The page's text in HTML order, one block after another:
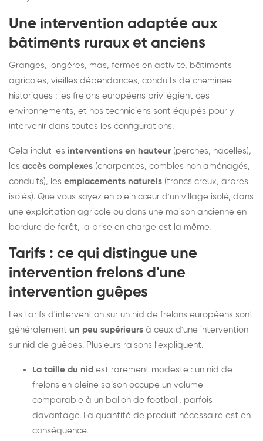
Une intervention adaptée aux
bâtiments ruraux et anciens
Granges, longères, mas, fermes en activité, bâtiments
agricoles, vieilles dépendances, conduits de cheminée
historiques : les frelons européens privilégient ces
environnements, et nos techniciens sont équipés pour y
intervenir dans toutes les configurations.
Cela inclut les interventions en hauteur (perches, nacelles),
les accès complexes (charpentes, combles non aménagés,
conduits), les emplacements naturels (troncs creux, arbres
isolés). Que vous soyez en plein cœur d'un village isolé, dans
une exploitation agricole ou dans une maison ancienne en
bordure de forêt, la prise en charge est la même.
Tarifs : ce qui distingue une
intervention frelons d'une
intervention guêpes
Les tarifs d'intervention sur un nid de frelons européens sont
généralement un peu supérieurs à ceux d'une intervention
sur nid de guêpes. Plusieurs raisons l'expliquent.
La taille du nid est rarement modeste : un nid de
frelons en pleine saison occupe un volume
comparable à un ballon de football, parfois
davantage. La quantité de produit nécessaire est en
conséquence.